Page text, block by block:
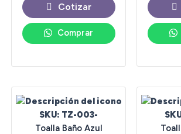
Comprar
Cotizar
SKU: TZ-003-
Toalla Baño Azul